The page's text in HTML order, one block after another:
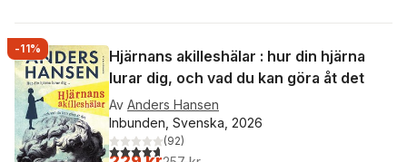
-11%
Hjärnans akilleshälar : hur din hjärna
lurar dig, och vad du kan göra åt det
Av Anders Hansen
Inbunden, Svenska, 2026
4,7utav 5 stjärnor. Totalt antal röster:
(92)